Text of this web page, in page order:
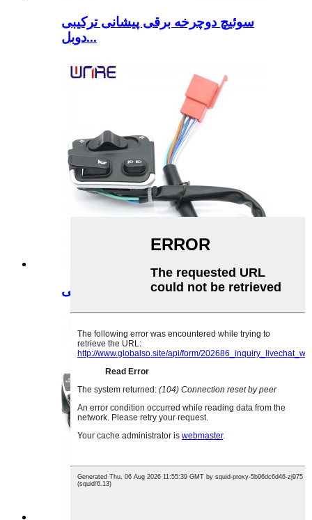
سوئیچ دوچرخه برقی پیشانی ترکیبی
دوبل...
کلید ترکیبی لوازم جانبی دوچرخه برقی...